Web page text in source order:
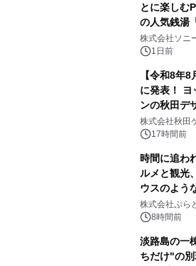
とに楽し
の人気銭湯
ラボレーシ
ボグッズも
株式会社ソニ
1日前
【令和8年
に発表！ ヨ
ンの秋田デ
秋田犬の子
るパッケー
株式会社秋田
17時間前
時間に追わ
ルメと観光
ウスのよう
サウナも 「
得な素泊ま
株式会社ぷら
8時間前
淡路島の一
ちだけ"の